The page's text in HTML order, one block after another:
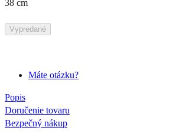
38 cm
Vypredané
Máte otázku?
Popis
Doručenie tovaru
Bezpečný nákup